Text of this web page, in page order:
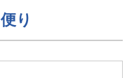
り